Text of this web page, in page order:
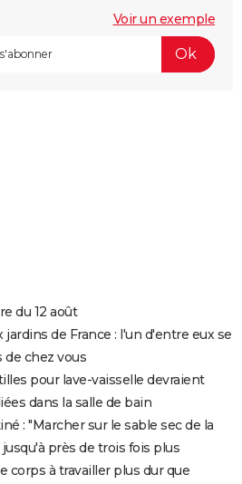
Voir un exemple
du 12 août
jardins de France : l'un d'entre eux se
chez vous
pour lave-vaisselle devraient
dans la salle de bain
: "Marcher sur le sable sec de la
près de trois fois plus
corps à travailler plus dur que